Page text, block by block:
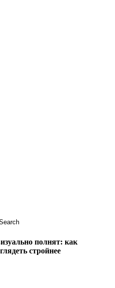
полнят: как
стройнее